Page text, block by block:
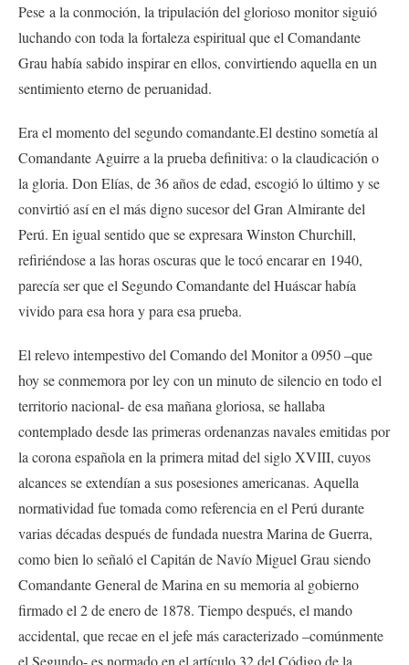
Pese a la conmoción, la tripulación del glorioso monitor siguió
luchando con toda la fortaleza espiritual que el Comandante
Grau había sabido inspirar en ellos, convirtiendo aquella en un
sentimiento eterno de peruanidad.
Era el momento del segundo comandante.El destino sometía al
Comandante Aguirre a la prueba definitiva: o la claudicación o
la gloria. Don Elías, de 36 años de edad, escogió lo último y se
convirtió así en el más digno sucesor del Gran Almirante del
Perú. En igual sentido que se expresara Winston Churchill,
refiriéndose a las horas oscuras que le tocó encarar en 1940,
parecía ser que el Segundo Comandante del Huáscar había
vivido para esa hora y para esa prueba.
El relevo intempestivo del Comando del Monitor a 0950 –que
hoy se conmemora por ley con un minuto de silencio en todo el
territorio nacional- de esa mañana gloriosa, se hallaba
contemplado desde las primeras ordenanzas navales emitidas por
la corona española en la primera mitad del siglo XVIII, cuyos
alcances se extendían a sus posesiones americanas. Aquella
normatividad fue tomada como referencia en el Perú durante
varias décadas después de fundada nuestra Marina de Guerra,
como bien lo señaló el Capitán de Navío Miguel Grau siendo
Comandante General de Marina en su memoria al gobierno
firmado el 2 de enero de 1878. Tiempo después, el mando
accidental, que recae en el jefe más caracterizado –comúnmente
el Segundo- es normado en el artículo 32 del Código de la